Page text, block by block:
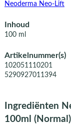
Neoderma Neo-Lift
Inhoud
100 ml
Artikelnummer(s)
102051110201
5290927011394
Ingrediënten
100ml (Normal)